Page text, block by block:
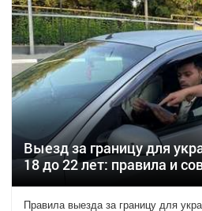
Выезд за границу для
18 до 22 лет: правила и
Правила выезда за границу для